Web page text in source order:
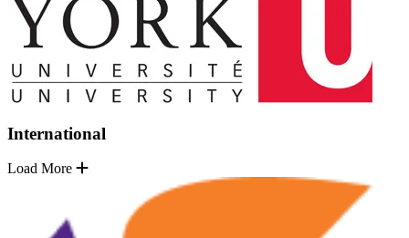
International
Load More